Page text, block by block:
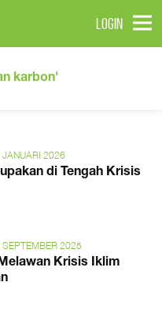
LOGIN
karbon'
JANUARI 2026
di Tengah Krisis
2025
Krisis Iklim